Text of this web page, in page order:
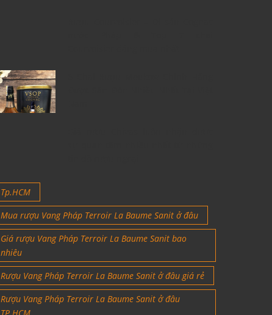
Tp.HCM
Mua rượu Vang Pháp Terroir La Baume Sanit ở đâu
Giá rượu Vang Pháp Terroir La Baume Sanit bao
nhiêu
Rượu Vang Pháp Terroir La Baume Sanit ở đâu giá rẻ
Rượu Vang Pháp Terroir La Baume Sanit ở đâu